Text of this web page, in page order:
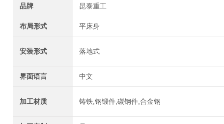
品牌 昆泰重工
布局形式 平床身
安装形式 落地式
界面语言 中文
加工材质 铸铁,钢锻件,碳钢件,合金钢